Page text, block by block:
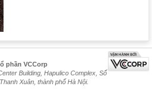
phần VCCorp
Building, Hapulico Complex, Số
Xuân, thành phố Hà Nội.